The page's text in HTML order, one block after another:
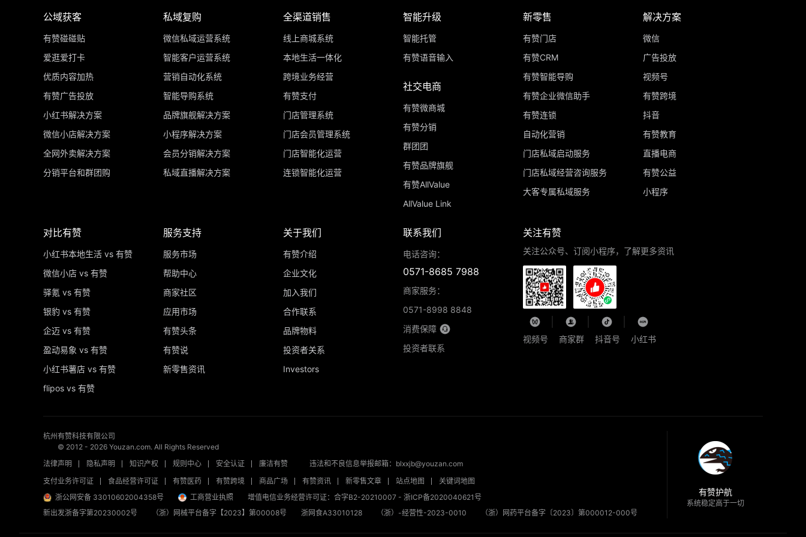
公域获客
有赞碰碰贴
爱逛爱打卡
优质内容加热
有赞广告投放
小红书解决方案
微信小店解决方案
全网外卖解决方案
分销平台和群团购
私域复购
微信私域运营系统
智能客户运营系统
营销自动化系统
智能导购系统
品牌旗舰解决方案
小程序解决方案
会员分销解决方案
私域直播解决方案
全渠道销售
线上商城系统
本地生活一体化
跨境业务经营
有赞支付
门店管理系统
门店会员管理系统
门店智能化运营
连锁智能化运营
智能升级
智能托管
有赞语音输入
社交电商
有赞微商城
有赞分销
群团团
有赞品牌旗舰
有赞AllValue
AllValue Link
新零售
有赞门店
有赞CRM
有赞智能导购
有赞企业微信助手
有赞连锁
自动化营销
门店私域启动服务
门店私域经营咨询服务
大客专属私域服务
解决方案
微信
广告投放
视频号
有赞跨境
抖音
有赞教育
直播电商
有赞公益
小程序
对比有赞
小红书本地生活 vs 有赞
微信小店 vs 有赞
驿氪 vs 有赞
银豹 vs 有赞
企迈 vs 有赞
盈动易象 vs 有赞
小红书薯店 vs 有赞
flipos vs 有赞
服务支持
服务市场
帮助中心
商家社区
应用市场
有赞头条
有赞说
新零售资讯
关于我们
有赞介绍
企业文化
加入我们
合作联系
品牌物料
投资者关系
Investors
联系我们
电话咨询：
0571-8685 7988
商家服务：
0571-8998 8848
消费保障
投资者联系
关注有赞
关注公众号、订阅小程序，了解更多资讯
视频号 商家群 抖音号 小红书
杭州有赞科技有限公司
© 2012 - 2026 Youzan.com. All Rights Reserved
法律声明
隐私声明 知识产权 规则中心 安全认证 廉洁有赞
违法和不良信息举报邮箱：blxxjb@youzan.com
支付业务许可证
食品经营许可证 有赞医药 有赞跨境 商品广场 有赞资讯 新零售文章 站点地图
关键词地图
浙公网安备 33010602004358号
工商营业执照 增值电信业务经营许可证：合字B2-20210007 - 浙ICP备2020040621号
新出发浙备字第20230002号
（浙）网械平台备字【2023】第00008号 浙网食A33010128 （浙）-经营性-2023-0010 （浙）网药平台备字〔2023〕第000012-000号
有赞护航
系统稳定高于一切